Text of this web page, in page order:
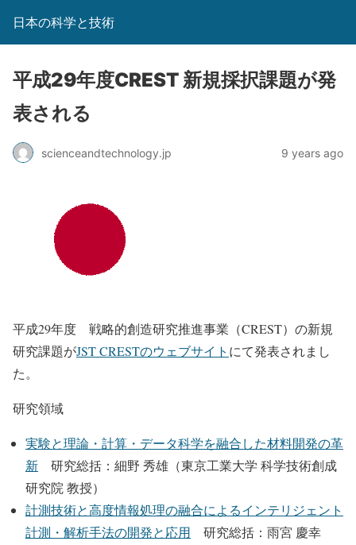
日本の科学と技術
平成29年度CREST 新規採択課題が発
表される
scienceandtechnology.jp 9 years ago
平成29年度 戦略的創造研究推進事業（CREST）の新規
研究課題がJST CRESTのウェブサイト にて発表されまし
た。
研究領域
実験と理論・計算・データ科学を融合した材料開発の革
新 研究総括：細野 秀雄（東京工業大学 科学技術創成
研究院 教授）
計測技術と高度情報処理の融合によるインテリジェント
計測・解析手法の開発と応用 研究総括：雨宮 慶幸